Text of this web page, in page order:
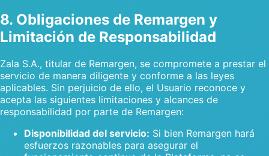
8. Obligaciones de Remargen y
Limitación de Responsabilidad
Zala S.A., titular de Remargen, se compromete a prestar el
servicio de manera diligente y conforme a las leyes
aplicables. Sin perjuicio de ello, el Usuario reconoce y
acepta las siguientes limitaciones y alcances de
responsabilidad por parte de Remargen:
Disponibilidad del servicio: Si bien Remargen hará
esfuerzos razonables para asegurar el